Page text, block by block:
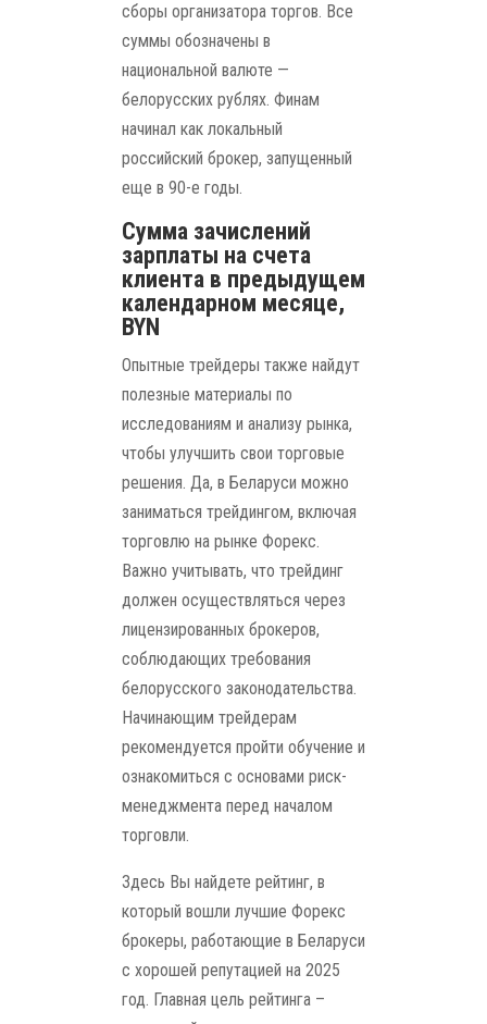
сборы организатора торгов. Все
суммы обозначены в
национальной валюте —
белорусских рублях. Финам
начинал как локальный
российский брокер, запущенный
еще в 90-е годы.
Сумма зачислений
зарплаты на счета
клиента в предыдущем
календарном месяце,
BYN
Опытные трейдеры также найдут
полезные материалы по
исследованиям и анализу рынка,
чтобы улучшить свои торговые
решения. Да, в Беларуси можно
заниматься трейдингом, включая
торговлю на рынке Форекс.
Важно учитывать, что трейдинг
должен осуществляться через
лицензированных брокеров,
соблюдающих требования
белорусского законодательства.
Начинающим трейдерам
рекомендуется пройти обучение и
ознакомиться с основами риск-
менеджмента перед началом
торговли.
Здесь Вы найдете рейтинг, в
который вошли лучшие Форекс
брокеры, работающие в Беларуси
с хорошей репутацией на 2025
год. Главная цель рейтинга –